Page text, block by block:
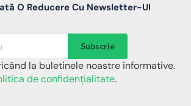
O Reducere Cu Newsletter-Ul
Subscrie
la buletinele noastre informative.
de confidențialitate.